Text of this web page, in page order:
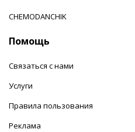
CHEMODANCHIK
Помощь
Связаться с нами
Услуги
Правила пользования
Реклама